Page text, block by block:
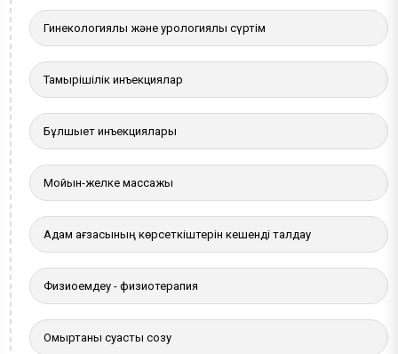
Гинекологиялық және урологиялық сүртім
Тамырішілік инъекциялар
Бұлшықет инъекциялары
Мойын-желке массажы
Адам ағзасының көрсеткіштерін кешенді талдау
Физиоемдеу - физиотерапия
Омыртқаны суасты созу